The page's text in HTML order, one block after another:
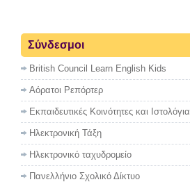
Σύνδεσμοι
British Council Learn English Kids
Αόρατοι Ρεπόρτερ
Εκπαιδευτικές Κοινότητες και Ιστολόγια
Ηλεκτρονική Τάξη
Ηλεκτρονικό ταχυδρομείο
Πανελλήνιο Σχολικό Δίκτυο